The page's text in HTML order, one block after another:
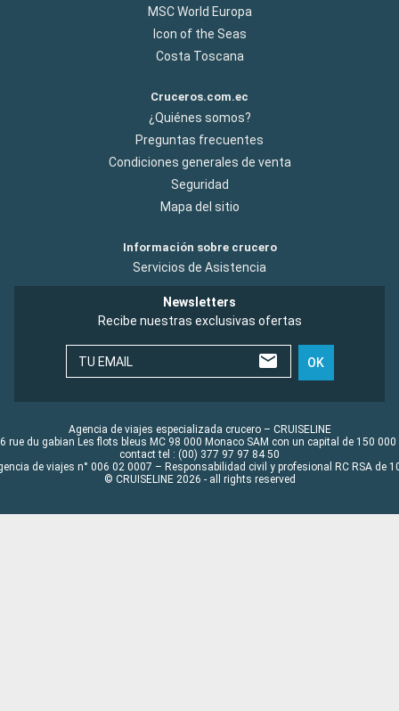
MSC World Europa
Icon of the Seas
Costa Toscana
Cruceros.com.ec
¿Quiénes somos?
Preguntas frecuentes
Condiciones generales de venta
Seguridad
Mapa del sitio
Información sobre crucero
Servicios de Asistencia
Newsletters
Recibe nuestras exclusivas ofertas
TU EMAIL OK
Agencia de viajes especializada crucero – CRUISELINE
rue du gabian Les flots bleus MC 98 000 Monaco SAM con un capital de 150 000
contact tel : (00) 377 97 97 84 50
de viajes n° 006 02 0007 – Responsabilidad civil y profesional RC RSA de
© CRUISELINE 2026 - all rights reserved